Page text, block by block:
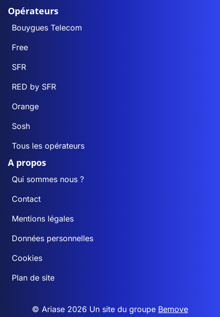
Opérateurs
Bouygues Telecom
Free
SFR
RED by SFR
Orange
Sosh
Tous les opérateurs
A propos
Qui sommes nous ?
Contact
Mentions légales
Données personnelles
Cookies
Plan de site
© Ariase 2026 Un site du groupe Bemove